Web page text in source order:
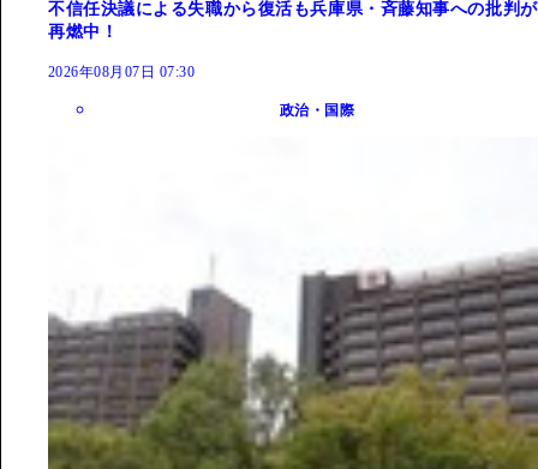
不信任決議による失職から復活も兵庫県・斉藤知事への批判が
再燃中！
2026年08月07日 07:30
政治・国際